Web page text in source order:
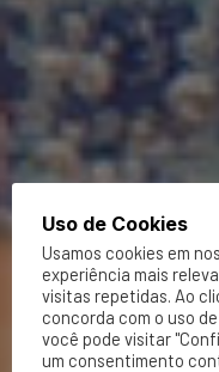
Uso de Cookies
Usamos cookies em
experiência mais
visitas repetidas. Ao
concorda com o uso
você pode visitar
um consentimento